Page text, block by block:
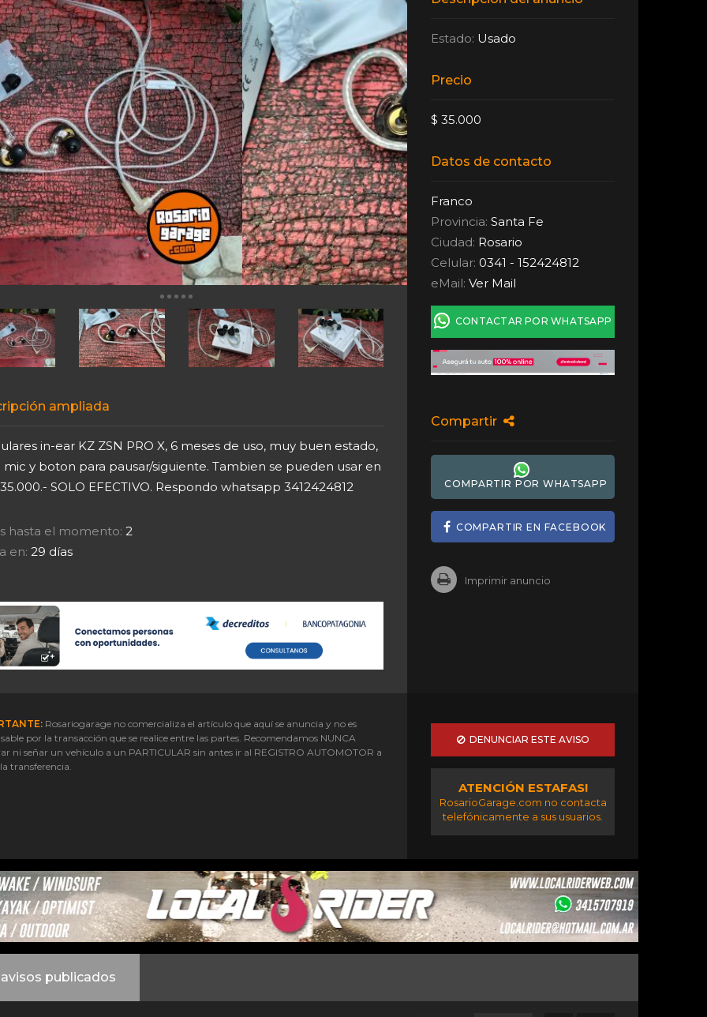
ampliada
in-ear KZ ZSN PRO X, 6 meses de uso, muy buen estado,
y boton para pausar/siguiente. Tambien se pueden usar en
SOLO EFECTIVO. Respondo whatsapp 3412424812
hasta el momento: 2
en: 29 días
Estado: Usado
Precio
$ 35.000
Datos de contacto
Franco
Provincia:Santa Fe
Ciudad: Rosario
Celular: 0341 - 152424812
eMail:Ver Mail
CONTACTAR POR WHATSAPP
Compartir
COMPARTIR POR WHATSAPP
COMPARTIR EN FACEBOOK
Imprimir anuncio
Rosariogarage no comercializa el artículo que aquí se anuncia y no es
por la transacción que se realice entre las partes. Recomendamos NUNCA
ni señar un vehículo a un PARTICULAR sin antes ir al REGISTRO AUTOMOTOR a
transferencia.
DENUNCIAR ESTE AVISO
ATENCIÓN ESTAFAS!
RosarioGarage.com no contacta
telefónicamente a sus usuarios.
publicados